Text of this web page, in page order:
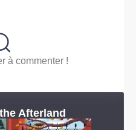
à commenter !
Afterland